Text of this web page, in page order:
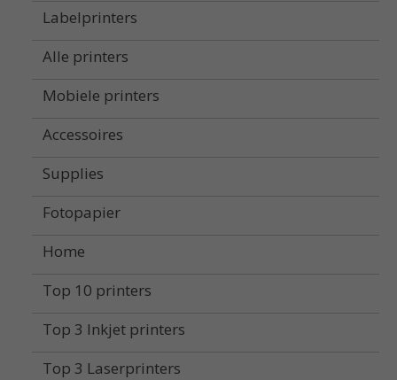
Labelprinters
Alle printers
Mobiele printers
Accessoires
Supplies
Fotopapier
Home
Top 10 printers
Top 3 Inkjet printers
Top 3 Laserprinters